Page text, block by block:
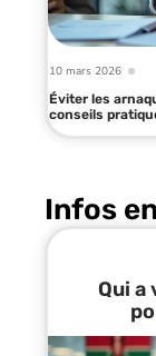
10 mars 2026
Éviter les
conseils
Infos
Qui a